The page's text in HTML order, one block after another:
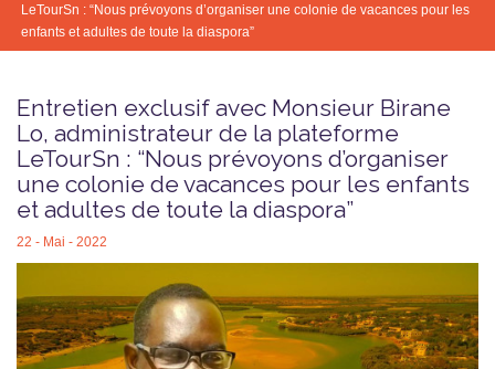
LeTourSn : “Nous prévoyons d’organiser une colonie de vacances pour les
enfants et adultes de toute la diaspora”
Entretien exclusif avec Monsieur Birane
Lo, administrateur de la plateforme
LeTourSn : “Nous prévoyons d’organiser
une colonie de vacances pour les enfants
et adultes de toute la diaspora”
22 - Mai - 2022